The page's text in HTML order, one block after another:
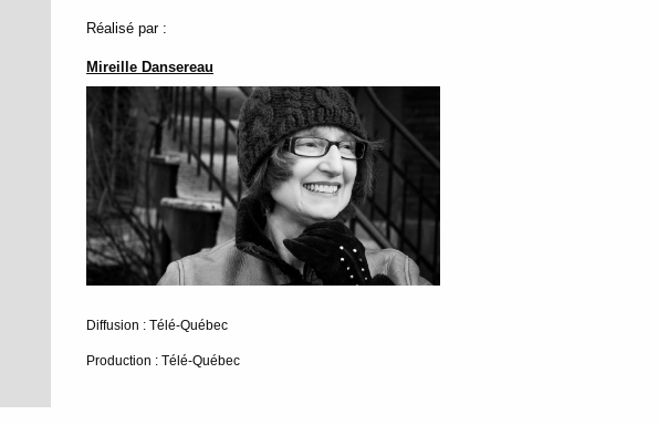
Réalisé par :
Mireille Dansereau
Diffusion : Télé-Québec
Production : Télé-Québec